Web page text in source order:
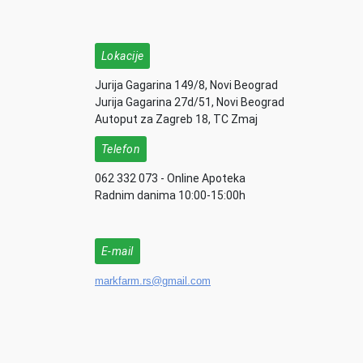
Lokacije
Jurija Gagarina 149/8, Novi Beograd
Jurija Gagarina 27d/51, Novi Beograd
Autoput za Zagreb 18, TC Zmaj
Telefon
062 332 073 - Online Apoteka
Radnim danima 10:00-15:00h
E-mail
markfarm.rs@gmail.com